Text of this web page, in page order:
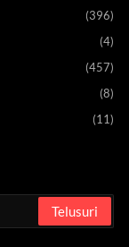
(396)
(4)
(457)
(8)
(11)